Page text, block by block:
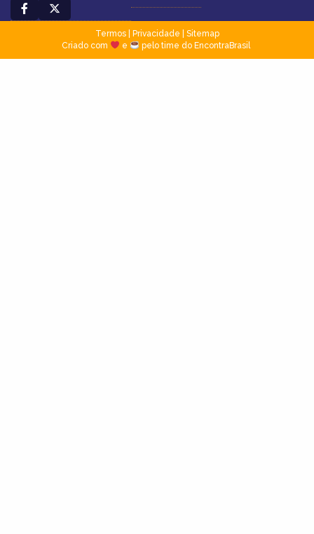
Termos| Privacidade
Sitemap
Criado com
e pelo time do EncontraBrasil